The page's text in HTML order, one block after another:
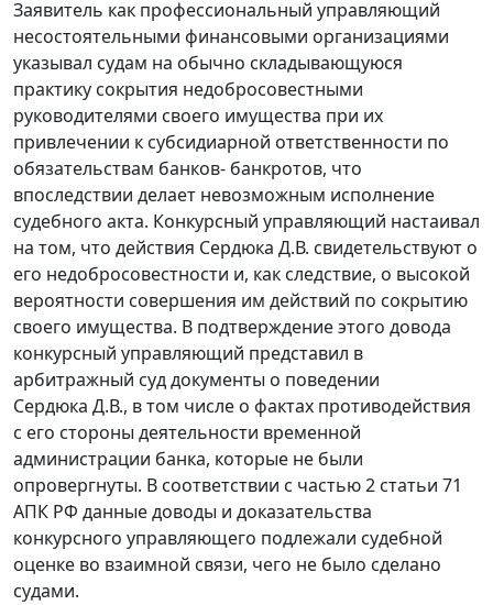
Заявитель как профессиональный управляющий
несостоятельными финансовыми организациями
указывал судам на обычно складывающуюся
практику сокрытия недобросовестными
руководителями своего имущества при их
привлечении к субсидиарной ответственности по
обязательствам банков- банкротов, что
впоследствии делает невозможным исполнение
судебного акта. Конкурсный управляющий настаивал
на том, что действия Сердюка Д.В. свидетельствуют о
его недобросовестности и, как следствие, о высокой
вероятности совершения им действий по сокрытию
своего имущества. В подтверждение этого довода
конкурсный управляющий представил в
арбитражный суд документы о поведении
Сердюка Д.В., в том числе о фактах противодействия
с его стороны деятельности временной
администрации банка, которые не были
опровергнуты. В соответствии с частью 2 статьи 71
АПК РФ данные доводы и доказательства
конкурсного управляющего подлежали судебной
оценке во взаимной связи, чего не было сделано
судами.